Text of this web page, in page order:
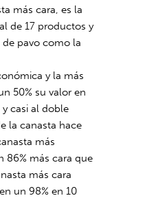
más cara, es la
de 17 productos y
pavo como la
y la más
50% su valor en
casi al doble
la canasta hace
más
86% más cara que
más cara
un 98% en 10